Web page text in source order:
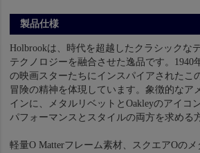
製品仕様
Holbrookは、時代を超越したクラシックな
テクノロジーを融合させた逸品です。1940
の映画スターたちにインスパイアされたこ
冒険の精神を体現しています。象徴的なア
インに、メタルリベットとOakleyのアイコ
パフォーマンスとスタイルの両方を求める
軽量O Matterフレーム素材、スクエアOの